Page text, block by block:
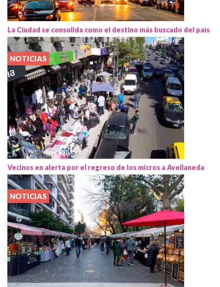
La Ciudad se consolida como el destino más buscado del país
NOTICIAS
Vecinos en alerta por el regreso de los micros a Avellaneda
NOTICIAS